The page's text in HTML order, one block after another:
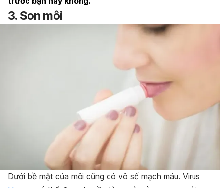
3. Son môi
Dưới bề mặt của môi cũng có vô số mạch máu. Virus